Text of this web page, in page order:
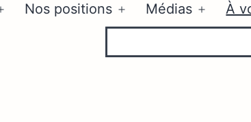
Ouvrir
Nos positions
Ouvrir
menu
Médias
Ouvrir
menu
À